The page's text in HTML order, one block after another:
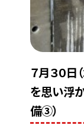
７月３０
を思い浮
備③）